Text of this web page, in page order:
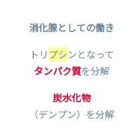
消化腺としての働き
トリ プシンとなって
タンパク質を分解
炭水化物
（デンプン）を分解